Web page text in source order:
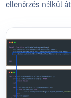
ellenőrzés nélkül